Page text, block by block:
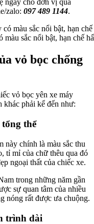
zalo: 097 489 1144.
sắc nổi bật, hạn chế
vỏ bọc chống
vỏ bọc yên xe máy
khác phải kể đến như:
thể
này chính là màu sắc thu
tỉ mỉ của chữ thêu qua đó
ngoại thất của chiếc xe.
trong những năm gần
sự quan tâm của nhiều
nóng rất được ưa chuộng.
trình dài